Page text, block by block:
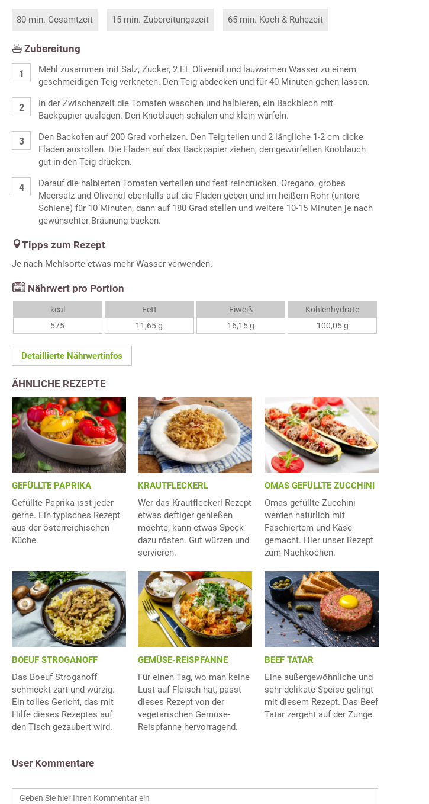
80 min. Gesamtzeit 15 min. Zubereitungszeit 65 min. Koch & Ruhezeit
Zubereitung
Mehl zusammen mit Salz, Zucker, 2 EL Olivenöl und lauwarmen Wasser zu einem
geschmeidigen Teig verkneten. Den Teig abdecken und für 40 Minuten gehen lassen.
In der Zwischenzeit die Tomaten waschen und halbieren, ein Backblech mit
Backpapier auslegen. Den Knoblauch schälen und klein würfeln.
Den Backofen auf 200 Grad vorheizen. Den Teig teilen und 2 längliche 1-2 cm dicke
Fladen ausrollen. Die Fladen auf das Backpapier ziehen, den gewürfelten Knoblauch
gut in den Teig drücken.
Darauf die halbierten Tomaten verteilen und fest reindrücken. Oregano, grobes
Meersalz und Olivenöl ebenfalls auf die Fladen geben und im heißem Rohr (untere
Schiene) für 10 Minuten, dann auf 180 Grad stellen und weitere 10-15 Minuten je nach
gewünschter Bräunung backen.
Tipps zum Rezept
Je nach Mehlsorte etwas mehr Wasser verwenden.
Nährwert pro Portion
kcal
575
Fett
11,65 g
Eiweiß
16,15 g
Kohlenhydrate
100,05 g
Detaillierte Nährwertinfos
ÄHNLICHE REZEPTE
GEFÜLLTE PAPRIKA
Gefüllte Paprika isst jeder
gerne. Ein typisches Rezept
aus der österreichischen
Küche.
KRAUTFLECKERL
Wer das Krautfleckerl Rezept
etwas deftiger genießen
möchte, kann etwas Speck
dazu rösten. Gut würzen und
servieren.
OMAS GEFÜLLTE ZUCCHINI
Omas gefüllte Zucchini
werden natürlich mit
Faschiertem und Käse
gemacht. Hier unser Rezept
zum Nachkochen.
BOEUF STROGANOFF
Das Boeuf Stroganoff
schmeckt zart und würzig.
Ein tolles Gericht, das mit
Hilfe dieses Rezeptes auf
den Tisch gezaubert wird.
GEMÜSE-REISPFANNE
Für einen Tag, wo man keine
Lust auf Fleisch hat, passt
dieses Rezept von der
vegetarischen Gemüse-
Reispfanne hervorragend.
BEEF TATAR
Eine außergewöhnliche und
sehr delikate Speise gelingt
mit diesem Rezept. Das Beef
Tatar zergeht auf der Zunge.
User Kommentare